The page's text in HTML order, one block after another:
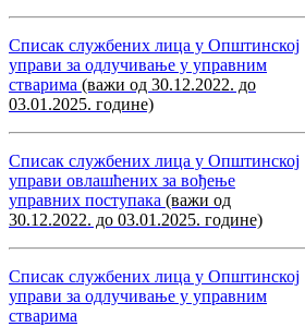
Списак службених лица у Општинској
управи за одлучивање у управним
стварима (важи од 30.12.2022. до
03.01.2025. године)
Списак службених лица у Општинској
управи овлашћених за вођење
управних поступака (важи од
30.12.2022. до 03.01.2025. године)
Списак службених лица у Општинској
управи за одлучивање у управним
стварима